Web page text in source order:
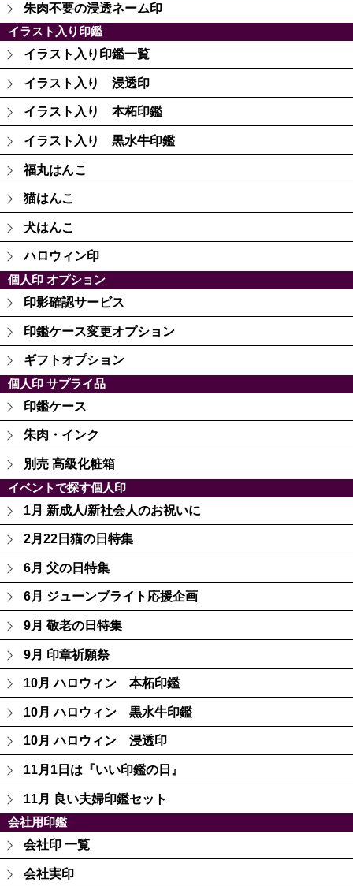
朱肉不要の浸透ネーム印
イラスト入り印鑑
イラスト入り印鑑一覧
イラスト入り 浸透印
イラスト入り 本柘印鑑
イラスト入り 黒水牛印鑑
福丸はんこ
猫はんこ
犬はんこ
ハロウィン印
個人印 オプション
印影確認サービス
印鑑ケース変更オプション
ギフトオプション
個人印 サプライ品
印鑑ケース
朱肉・インク
別売 高級化粧箱
イベントで探す個人印
1月 新成人/新社会人のお祝いに
2月22日猫の日特集
6月 父の日特集
6月 ジューンブライト応援企画
9月 敬老の日特集
9月 印章祈願祭
10月 ハロウィン 本柘印鑑
10月 ハロウィン 黒水牛印鑑
10月 ハロウィン 浸透印
11月1日は『いい印鑑の日』
11月 良い夫婦印鑑セット
会社用印鑑
会社印 一覧
会社実印